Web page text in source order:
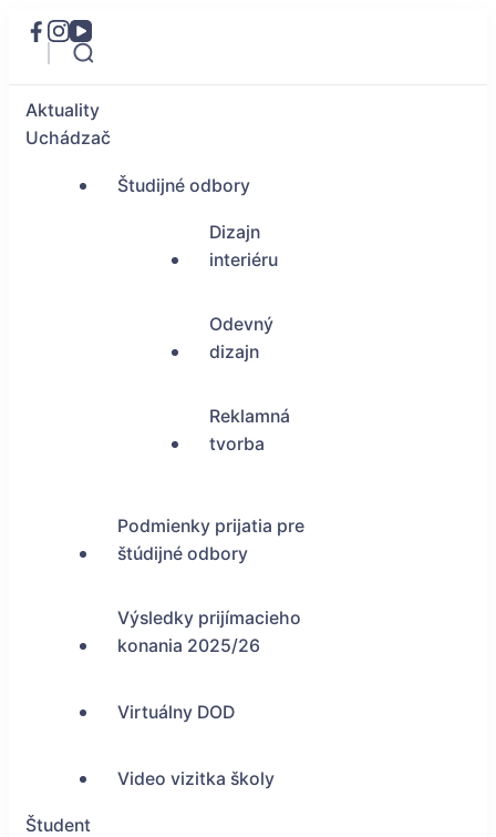
Aktuality
Uchádzač
Študijné odbory
Dizajn
interiéru
Odevný
dizajn
Reklamná
tvorba
Podmienky prijatia pre
štúdijné odbory
Výsledky prijímacieho
konania 2025/26
Virtuálny DOD
Video vizitka školy
Študent